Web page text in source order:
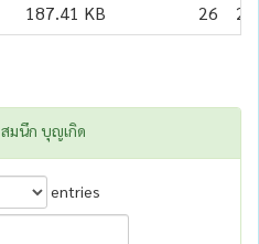
187.41 KB 26
สมนึก บุญเกิด
entries